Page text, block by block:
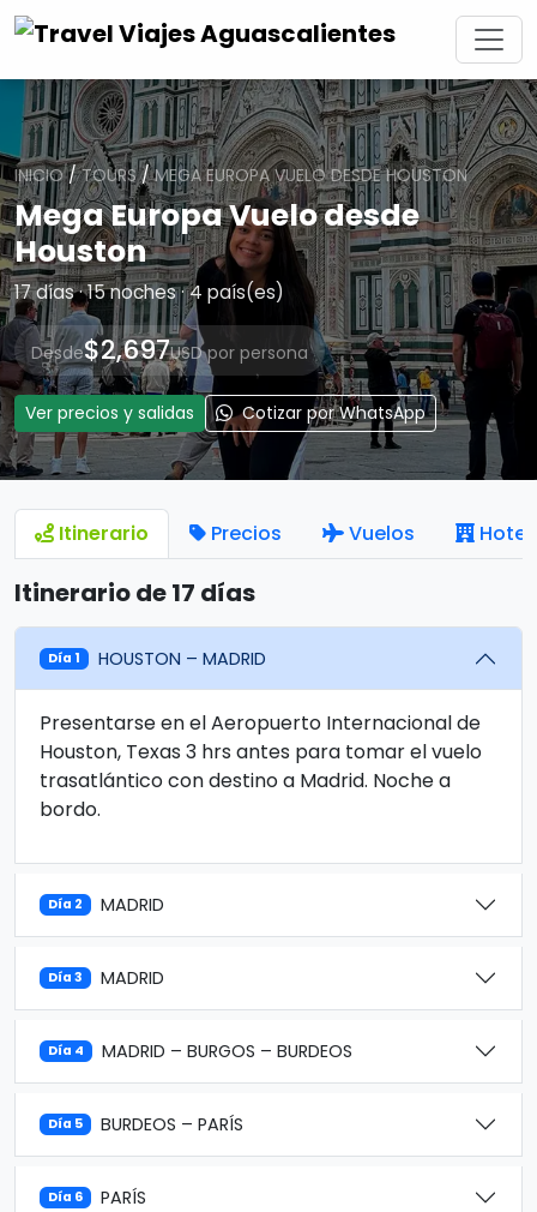
INICIO/TOURS/MEGA EUROPA VUELO DESDE HOUSTON
Mega Europa Vuelo desde
Houston
17 días · 15 noches · 4 país(es)
Desde$2,697USD por persona
Ver precios y salidas Cotizar por WhatsApp
Itinerario Precios Vuelos
Itinerario de 17 días
Día 1 HOUSTON – MADRID
Presentarse en el Aeropuerto Internacional de
Houston, Texas 3 hrs antes para tomar el vuelo
trasatlántico con destino a Madrid. Noche a
bordo.
Día 2 MADRID
Día 3 MADRID
Día 4 MADRID – BURGOS – BURDEOS
Día 5 BURDEOS – PARÍS
Día 6 PARÍS